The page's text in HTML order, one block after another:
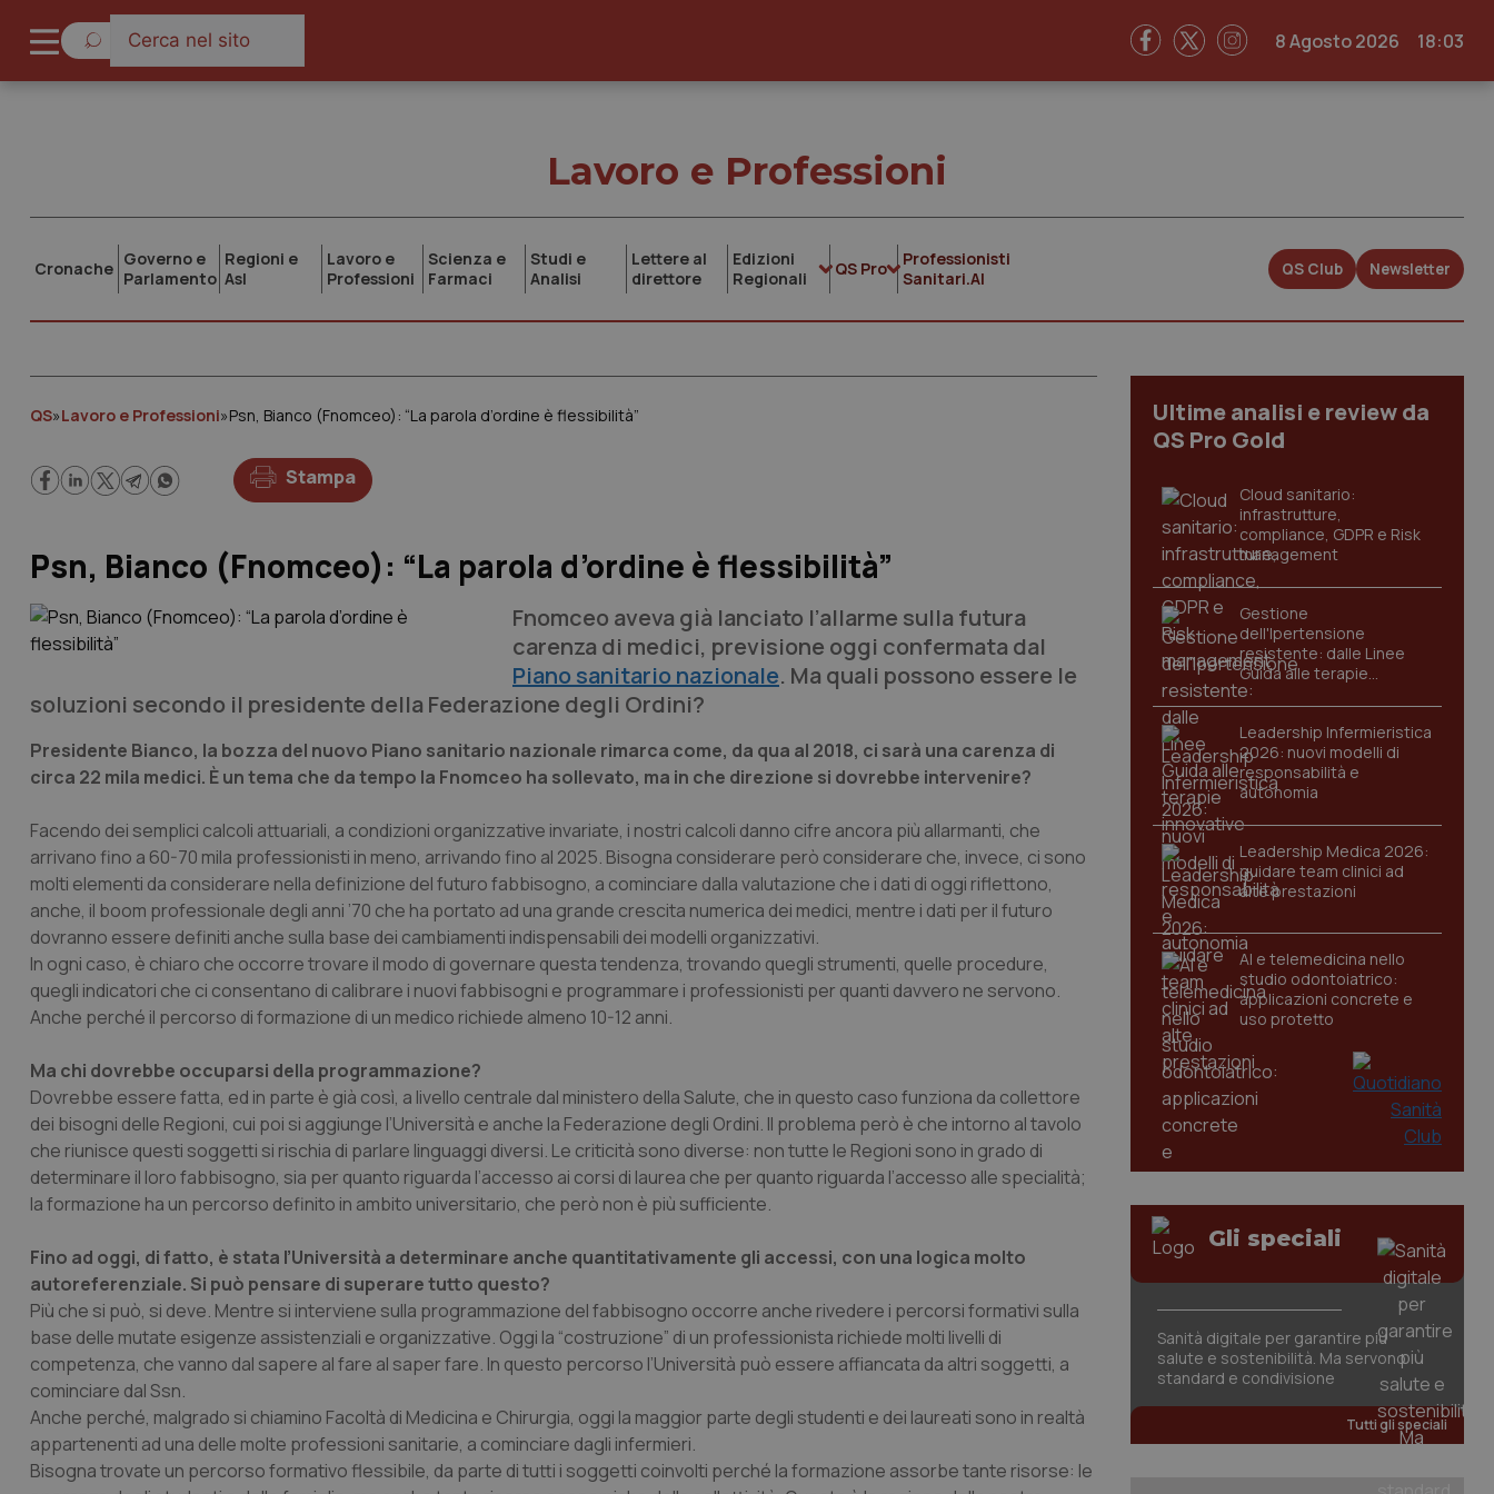
8 Agosto 2026 18:03
Lavoro e Professioni
Cronache Governo e
Parlamento
Regioni e
Asl
Lavoro e
Professioni
Scienza e
Farmaci
Studi e
Analisi
Lettere al
direttore
Edizioni
Regionali
QS Pro
Professionisti
Sanitari.AI
QS Club Newsletter
QS»Lavoro e Professioni»Psn, Bianco (Fnomceo): “La parola d’ordine è flessibilità”
Stampa
Psn, Bianco (Fnomceo): “La parola d’ordine è flessibilità”
Fnomceo aveva già lanciato l’allarme sulla futura
carenza di medici, previsione oggi confermata dal
Piano sanitario nazionale. Ma quali possono essere le
soluzioni secondo il presidente della Federazione degli Ordini?
Presidente Bianco, la bozza del nuovo Piano sanitario nazionale rimarca come, da qua al 2018, ci sarà una carenza di
circa 22 mila medici. È un tema che da tempo la Fnomceo ha sollevato, ma in che direzione si dovrebbe intervenire?
Facendo dei semplici calcoli attuariali, a condizioni organizzative invariate, i nostri calcoli danno cifre ancora più allarmanti, che
arrivano fino a 60-70 mila professionisti in meno, arrivando fino al 2025. Bisogna considerare però considerare che, invece, ci sono
molti elementi da considerare nella definizione del futuro fabbisogno, a cominciare dalla valutazione che i dati di oggi riflettono,
anche, il boom professionale degli anni ’70 che ha portato ad una grande crescita numerica dei medici, mentre i dati per il futuro
dovranno essere definiti anche sulla base dei cambiamenti indispensabili dei modelli organizzativi.
In ogni caso, è chiaro che occorre trovare il modo di governare questa tendenza, trovando quegli strumenti, quelle procedure,
quegli indicatori che ci consentano di calibrare i nuovi fabbisogni e programmare i professionisti per quanti davvero ne servono.
Anche perché il percorso di formazione di un medico richiede almeno 10-12 anni.
Ma chi dovrebbe occuparsi della programmazione?
Dovrebbe essere fatta, ed in parte è già così, a livello centrale dal ministero della Salute, che in questo caso funziona da collettore
dei bisogni delle Regioni, cui poi si aggiunge l’Università e anche la Federazione degli Ordini. Il problema però è che intorno al tavolo
che riunisce questi soggetti si rischia di parlare linguaggi diversi. Le criticità sono diverse: non tutte le Regioni sono in grado di
determinare il loro fabbisogno, sia per quanto riguarda l’accesso ai corsi di laurea che per quanto riguarda l’accesso alle specialità;
la formazione ha un percorso definito in ambito universitario, che però non è più sufficiente.
Fino ad oggi, di fatto, è stata l’Università a determinare anche quantitativamente gli accessi, con una logica molto
autoreferenziale. Si può pensare di superare tutto questo?
Più che si può, si deve. Mentre si interviene sulla programmazione del fabbisogno occorre anche rivedere i percorsi formativi sulla
base delle mutate esigenze assistenziali e organizzative. Oggi la “costruzione” di un professionista richiede molti livelli di
competenza, che vanno dal sapere al fare al saper fare. In questo percorso l’Università può essere affiancata da altri soggetti, a
cominciare dal Ssn.
Anche perché, malgrado si chiamino Facoltà di Medicina e Chirurgia, oggi la maggior parte degli studenti e dei laureati sono in realtà
appartenenti ad una delle molte professioni sanitarie, a cominciare dagli infermieri.
Bisogna trovate un percorso formativo flessibile, da parte di tutti i soggetti coinvolti perché la formazione assorbe tante risorse: le
Ultime analisi e review da
QS Pro Gold
Cloud sanitario:
infrastrutture,
compliance, GDPR e Risk
management
Gestione
dell'Ipertensione
resistente: dalle Linee
Guida alle terapie
innovative
Leadership Infermieristica
2026: nuovi modelli di
responsabilità e
autonomia
Leadership Medica 2026:
guidare team clinici ad
alte prestazioni
AI e telemedicina nello
studio odontoiatrico:
applicazioni concrete e
uso protetto
Gli speciali
Sanità digitale per garantire più
salute e sostenibilità. Ma servono
standard e condivisione
Tutti gli speciali